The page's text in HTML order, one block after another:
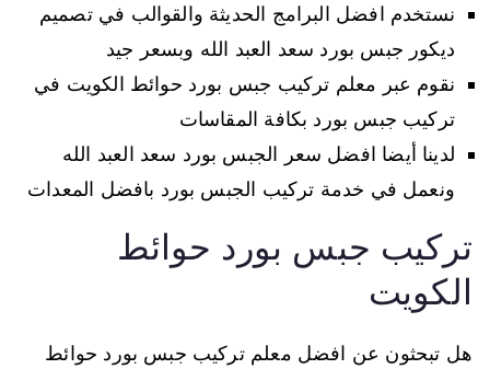
نستخدم افضل البرامج الحديثة والقوالب في تصميم
ديكور جبس بورد سعد العبد الله وبسعر جيد
نقوم عبر معلم تركيب جبس بورد حوائط الكويت في
تركيب جبس بورد بكافة المقاسات
لدينا أيضا افضل سعر الجبس بورد سعد العبد الله
ونعمل في خدمة تركيب الجبس بورد بافضل المعدات
تركيب جبس بورد حوائط
الكويت
هل تبحثون عن افضل معلم تركيب جبس بورد حوائط